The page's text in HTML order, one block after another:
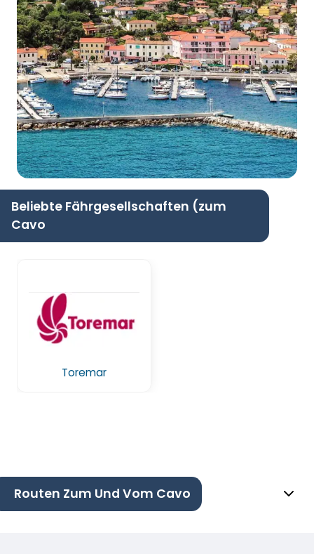
Beliebte Fährgesellschaften (zum
Cavo
Toremar
Routen Zum Und Vom Cavo